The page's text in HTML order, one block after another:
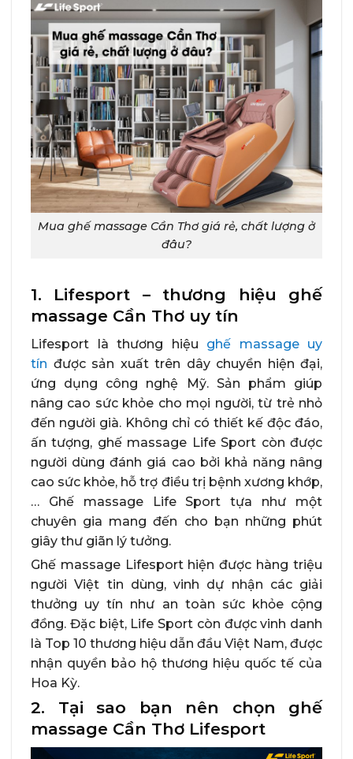
Mua ghế massage Cần Thơ giá rẻ, chất lượng ở
đâu?
1. Lifesport – thương hiệu ghế
massage Cần Thơ uy tín
Lifesport là thương hiệu ghế massage uy
tín được sản xuất trên dây chuyền hiện đại,
ứng dụng công nghệ Mỹ. Sản phẩm giúp
nâng cao sức khỏe cho mọi người, từ trẻ nhỏ
đến người già. Không chỉ có thiết kế độc đáo,
ấn tượng, ghế massage Life Sport còn được
người dùng đánh giá cao bởi khả năng nâng
cao sức khỏe, hỗ trợ điều trị bệnh xương khớp,
… Ghế massage Life Sport tựa như một
chuyên gia mang đến cho bạn những phút
giây thư giãn lý tưởng.
Ghế massage Lifesport hiện được hàng triệu
người Việt tin dùng, vinh dự nhận các giải
thưởng uy tín như an toàn sức khỏe cộng
đồng. Đặc biệt, Life Sport còn được vinh danh
là Top 10 thương hiệu dẫn đầu Việt Nam, được
nhận quyền bảo hộ thương hiệu quốc tế của
Hoa Kỳ.
2. Tại sao bạn nên chọn ghế
massage Cần Thơ Lifesport